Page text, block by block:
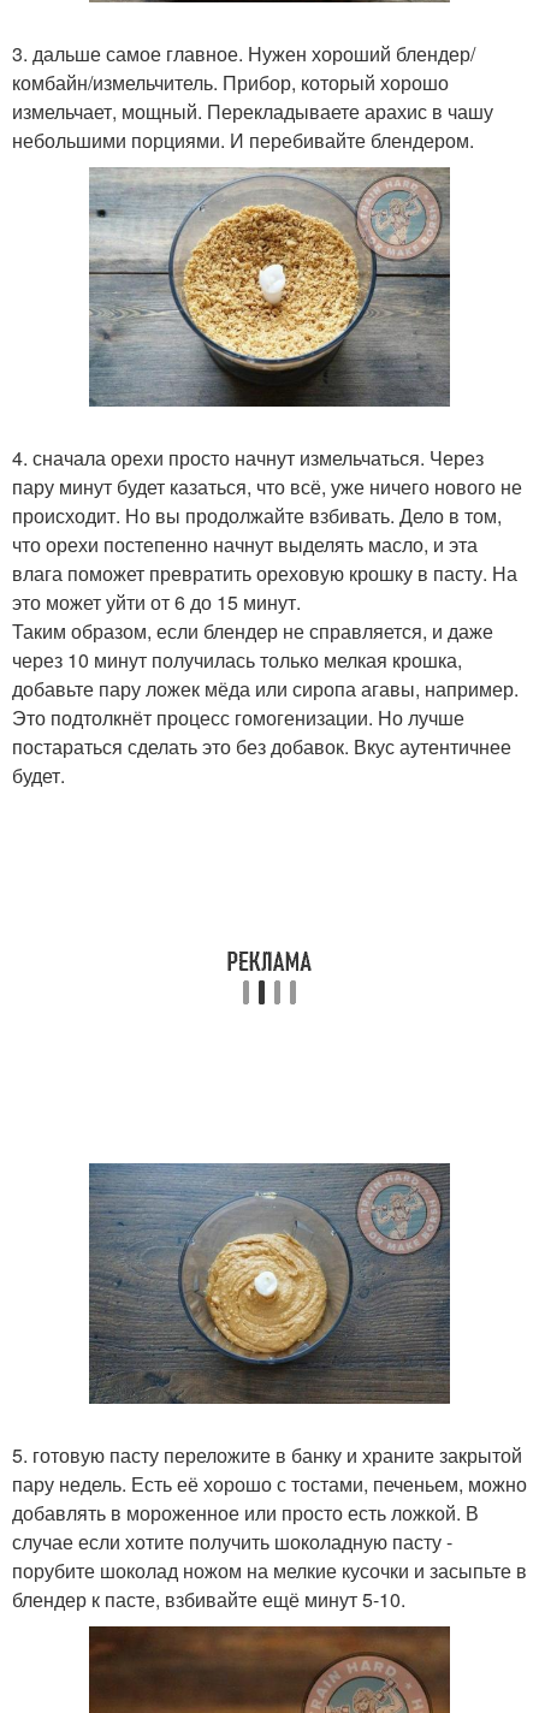
3. дальше самое главное. Нужен хороший блендер/
комбайн/измельчитель. Прибор, который хорошо
измельчает, мощный. Перекладываете арахис в чашу
небольшими порциями. И перебивайте блендером.
4. сначала орехи просто начнут измельчаться. Через
пару минут будет казаться, что всё, уже ничего нового не
происходит. Но вы продолжайте взбивать. Дело в том,
что орехи постепенно начнут выделять масло, и эта
влага поможет превратить ореховую крошку в пасту. На
это может уйти от 6 до 15 минут.
Таким образом, если блендер не справляется, и даже
через 10 минут получилась только мелкая крошка,
добавьте пару ложек мёда или сиропа агавы, например.
Это подтолкнёт процесс гомогенизации. Но лучше
постараться сделать это без добавок. Вкус аутентичнее
будет.
5. готовую пасту переложите в банку и храните закрытой
пару недель. Есть её хорошо с тостами, печеньем, можно
добавлять в мороженное или просто есть ложкой. В
случае если хотите получить шоколадную пасту -
порубите шоколад ножом на мелкие кусочки и засыпьте в
блендер к пасте, взбивайте ещё минут 5-10.